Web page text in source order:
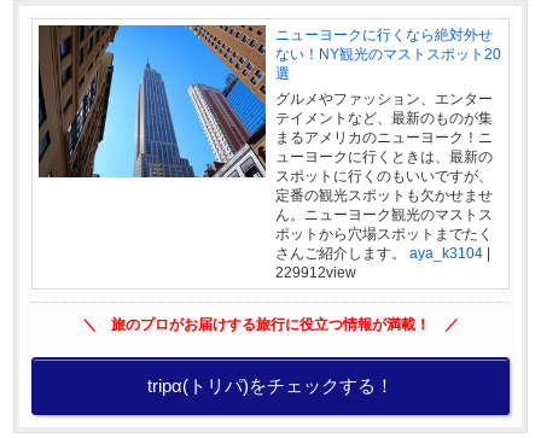
ニューヨークに行くなら絶対外せ
ない！NY観光のマストスポット20
選
グルメやファッション、エンター
テイメントなど、最新のものが集
まるアメリカのニューヨーク！ニ
ューヨークに行くときは、最新の
スポットに行くのもいいですが、
定番の観光スポットも欠かせませ
ん。ニューヨーク観光のマストス
ポットから穴場スポットまでたく
さんご紹介します。
aya_k3104|
229912view
＼ 旅のプロがお届けする旅行に役立つ情報が満載！ ／
tripα(トリパ)をチェックする！